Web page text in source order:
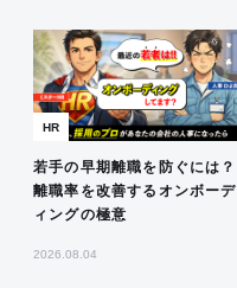
HR
若手の早期離職を防ぐには？
離職率を改善するオンボーデ
ィングの極意
2026.08.04